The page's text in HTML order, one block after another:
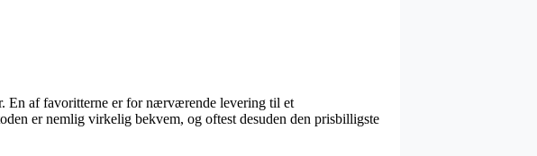
En af favoritterne er for nærværende levering til et
er nemlig virkelig bekvem, og oftest desuden den prisbilligste